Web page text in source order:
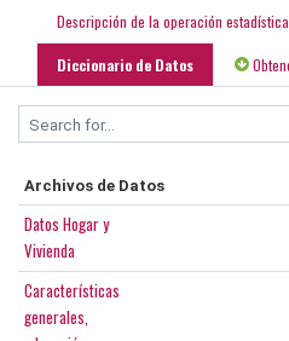
Descripción de la operación estadística
Diccionario de Datos
Archivos de Datos
Datos Hogar y
Vivienda
Características
generales,